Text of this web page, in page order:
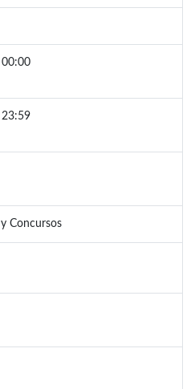
Concursos